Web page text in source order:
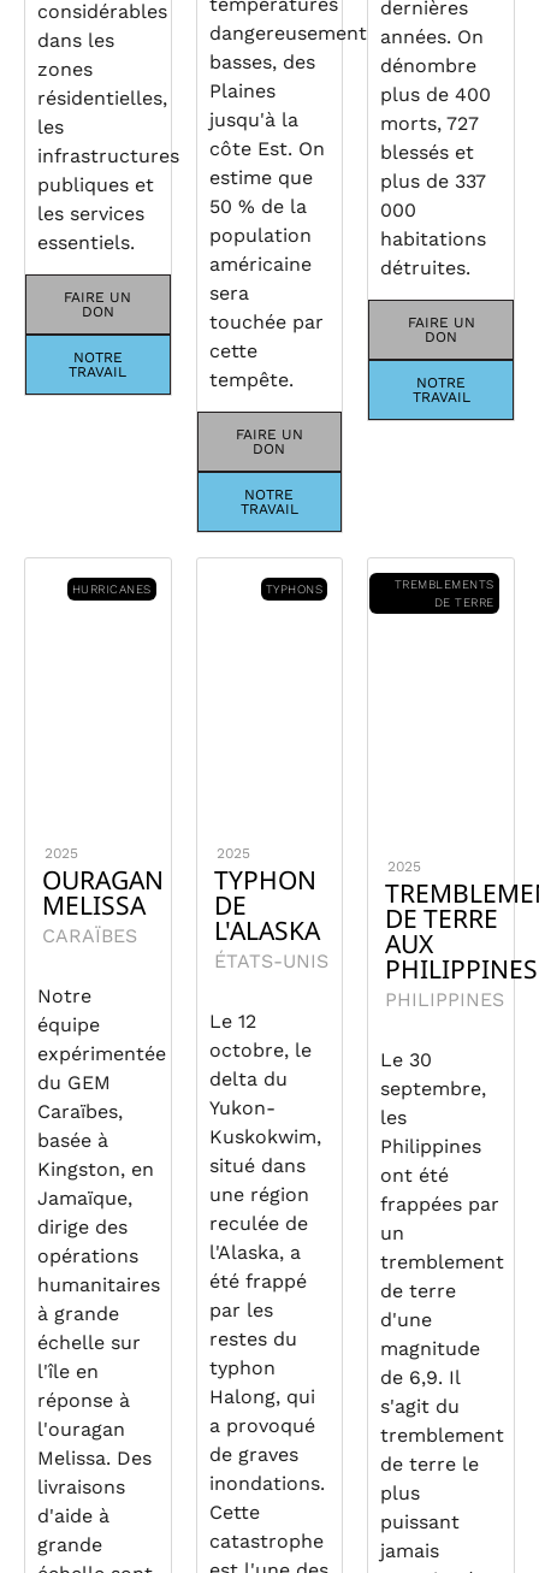
considérables
dans les
zones
résidentielles,
les
infrastructures
publiques et
les services
essentiels.
FAIRE UN
DON
NOTRE
TRAVAIL
dangereusement
basses, des
Plaines
jusqu'à la
côte Est. On
estime que
50 % de la
population
américaine
sera
touchée par
cette
tempête.
FAIRE UN
DON
NOTRE
TRAVAIL
dernières
années. On
dénombre
plus de 400
morts, 727
blessés et
plus de 337
000
habitations
détruites.
FAIRE UN
DON
NOTRE
TRAVAIL
HURRICANES
2025
OURAGAN
MELISSA
CARAÏBES
Notre
équipe
expérimentée
du GEM
Caraïbes,
basée à
Kingston, en
Jamaïque,
dirige des
opérations
humanitaires
à grande
échelle sur
l'île en
réponse à
l'ouragan
Melissa. Des
livraisons
d'aide à
grande
TYPHONS
2025
TYPHON
DE
L'ALASKA
ÉTATS-UNIS
Le 12
octobre, le
delta du
Yukon-
Kuskokwim,
situé dans
une région
reculée de
l'Alaska, a
été frappé
par les
restes du
typhon
Halong, qui
a provoqué
de graves
inondations.
Cette
catastrophe
TREMBLEMENTS
DE TERRE
2025
DE TERRE
AUX
PHILIPPINES
PHILIPPINES
Le 30
septembre,
les
Philippines
ont été
frappées par
un
tremblement
de terre
d'une
magnitude
de 6,9. Il
s'agit du
tremblement
de terre le
plus
puissant
jamais